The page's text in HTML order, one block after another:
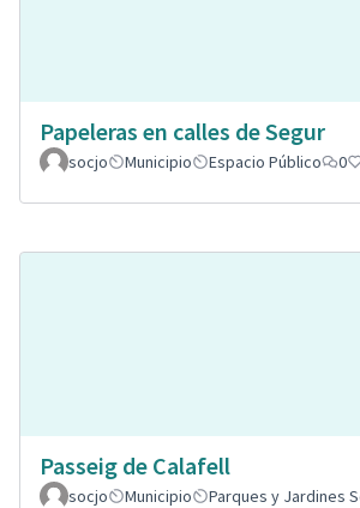
Papeleras en calles de Segur
socjo
Municipio Espacio Público 0
Passeig de Calafell
socjo
Municipio Parques y Jardines